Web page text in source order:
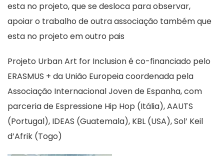
esta no projeto, que se desloca para observar,
apoiar o trabalho de outra associação também que
esta no projeto em outro pais
Projeto Urban Art for Inclusion é co-financiado pelo
ERASMUS + da União Europeia coordenada pela
Associação Internacional Joven de Espanha, com
parceria de Espressione Hip Hop (Itália), AAUTS
(Portugal), IDEAS (Guatemala), KBL (USA), Sol’ Keil
d’Afrik (Togo)